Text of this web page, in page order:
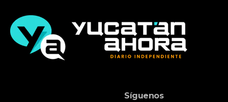
Síguenos